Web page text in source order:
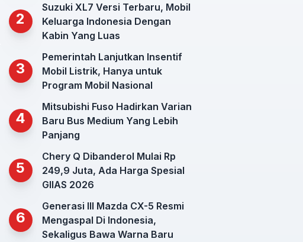
2
Suzuki XL7 Versi Terbaru, Mobil
Keluarga Indonesia Dengan
Kabin Yang Luas
3
Pemerintah Lanjutkan Insentif
Mobil Listrik, Hanya untuk
Program Mobil Nasional
4
Mitsubishi Fuso Hadirkan Varian
Baru Bus Medium Yang Lebih
Panjang
5
Chery Q Dibanderol Mulai Rp
249,9 Juta, Ada Harga Spesial
GIIAS 2026
6
Generasi III Mazda CX-5 Resmi
Mengaspal Di Indonesia,
Sekaligus Bawa Warna Baru